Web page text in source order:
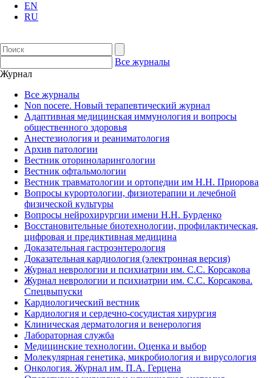
EN
RU
Все журналы
Журнал
Все журналы
Non nocere. Новый терапевтический журнал
Адаптивная медицинская иммунология и вопросы
общественного здоровья
Анестезиология и реаниматология
Архив патологии
Вестник оториноларингологии
Вестник офтальмологии
Вестник травматологии и ортопедии им Н.Н. Приорова
Вопросы курортологии, физиотерапии и лечебной
физической культуры
Вопросы нейрохирургии имени Н.Н. Бурденко
Восстановительные биотехнологии, профилактическая,
цифровая и предиктивная медицина
Доказательная гастроэнтерология
Доказательная кардиология (электронная версия)
Журнал неврологии и психиатрии им. С.С. Корсакова
Журнал неврологии и психиатрии им. С.С. Корсакова.
Спецвыпуски
Кардиологический вестник
Кардиология и сердечно-сосудистая хирургия
Клиническая дерматология и венерология
Лабораторная служба
Медицинские технологии. Оценка и выбор
Молекулярная генетика, микробиология и вирусология
Онкология. Журнал им. П.А. Герцена